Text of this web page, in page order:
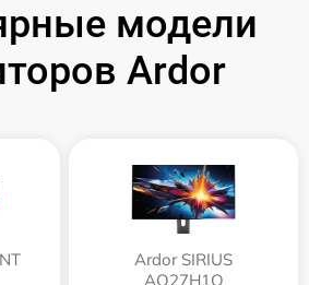
модели
Ardor
Ardor SIRIUS
AQ27H1O